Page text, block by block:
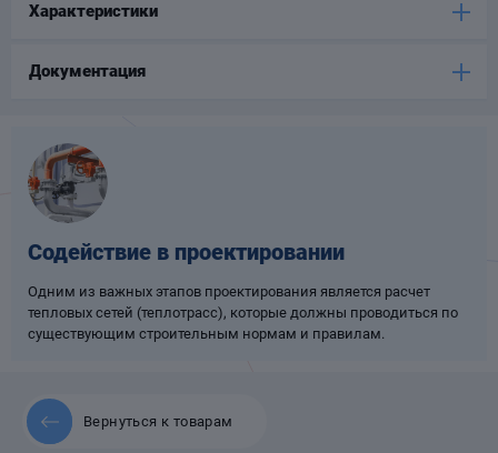
Характеристики
Документация
Содействие в проектировании
Одним из важных этапов проектирования является расчет
тепловых сетей (теплотрасс), которые должны проводиться по
существующим строительным нормам и правилам.
Вернуться к товарам
Хомуты для труб